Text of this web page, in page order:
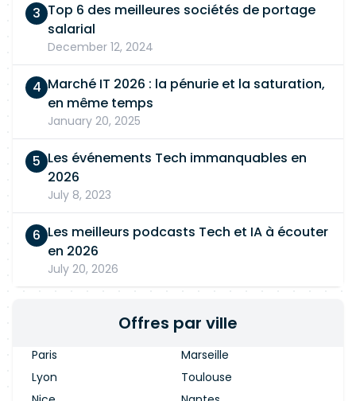
Top 6 des meilleures sociétés de portage
salarial
December 12, 2024
Marché IT 2026 : la pénurie et la saturation,
en même temps
January 20, 2025
Les événements Tech immanquables en
2026
July 8, 2023
Les meilleurs podcasts Tech et IA à écouter
en 2026
July 20, 2026
Offres par ville
Paris
Marseille
Lyon
Toulouse